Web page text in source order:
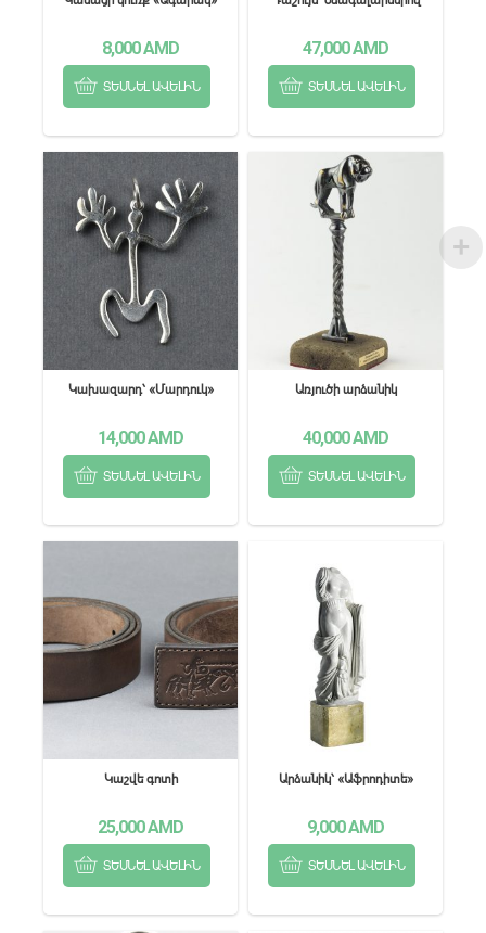
8,000AMD
ՏԵՍՆԵԼ ԱՎԵԼԻՆ
47,000AMD
ՏԵՍՆԵԼ ԱՎԵԼԻՆ
Կախազարդ՝ «Մարդուկ»
14,000AMD
ՏԵՍՆԵԼ ԱՎԵԼԻՆ
Առյուծի արձանիկ
40,000AMD
ՏԵՍՆԵԼ ԱՎԵԼԻՆ
Կաշվե գոտի
25,000AMD
ՏԵՍՆԵԼ ԱՎԵԼԻՆ
Արձանիկ՝ «Աֆրոդիտե»
9,000AMD
ՏԵՍՆԵԼ ԱՎԵԼԻՆ